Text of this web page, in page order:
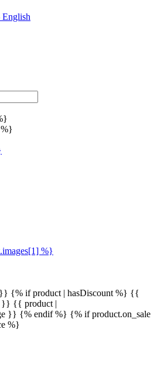
%}
%}
{% if product | hasDiscount %} {{
}} {{ product |
}} {% endif %} {% if product.on_sale
%}